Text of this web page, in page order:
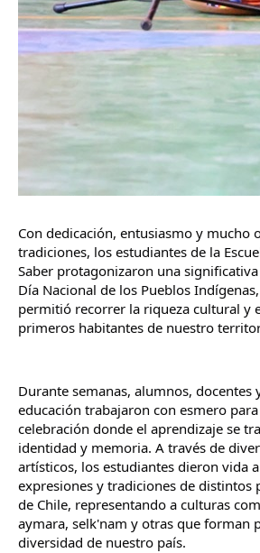
Con dedicación, entusiasmo y mucho
tradiciones, los estudiantes de la
Saber protagonizaron una
Día Nacional de los Pueblos
permitió recorrer la riqueza cultural y
primeros habitantes de nuestro
Durante semanas, alumnos, docentes
educación trabajaron con esmero
celebración donde el aprendizaje se
identidad y memoria. A través de
artísticos, los estudiantes dieron vida
expresiones y tradiciones de distintos
de Chile, representando a culturas
aymara, selk'nam y otras que forman
diversidad de nuestro país.